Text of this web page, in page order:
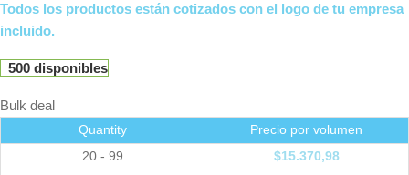
Todos los productos están cotizados con el logo de tu empresa
incluido.
500 disponibles
Bulk deal
Quantity
Precio por volumen
20 - 99
$15.370,98